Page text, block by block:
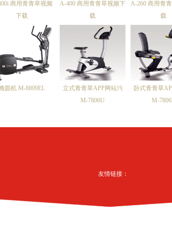
商用青青草视频
下载
A-400 商用青青草视频下
载
A-260 商用青
载
圆机 M-8809EL
立式青青草APP网站污
M-7806U
卧式青青草
M-
友情链接：